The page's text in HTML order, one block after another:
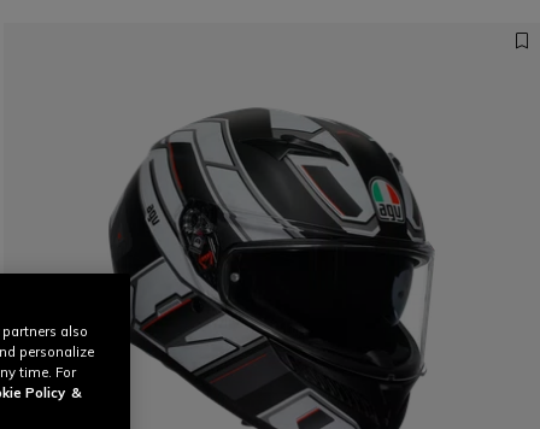
also
personalize
time. For
Policy &